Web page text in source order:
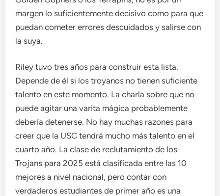
margen lo suficientemente decisivo como para que
puedan cometer errores descuidados y salirse con
la suya.
Riley tuvo tres años para construir esta lista.
Depende de él si los troyanos no tienen suficiente
talento en este momento. La charla sobre que no
puede agitar una varita mágica probablemente
debería detenerse. No hay muchas razones para
creer que la USC tendrá mucho más talento en el
cuarto año. La clase de reclutamiento de los
Trojans para 2025 está clasificada entre las 10
mejores a nivel nacional, pero contar con
verdaderos estudiantes de primer año es una